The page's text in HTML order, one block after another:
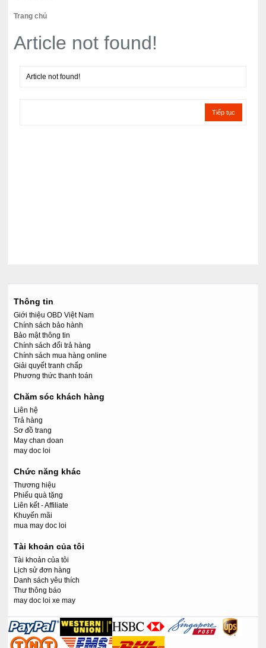
Trang chủ
Article not found!
Article not found!
Tiếp tục
Thông tin
Giới thiệu OBD Việt Nam
Chính sách bảo hành
Bảo mật thông tin
Chính sách đổi trả hàng
Chính sách mua hàng online
Giải quyết tranh chấp
Phương thức thanh toán
Chăm sóc khách hàng
Liên hệ
Trả hàng
Sơ đồ trang
May chan doan
may doc loi
Chức năng khác
Thương hiệu
Phiếu quà tặng
Liên kết - Affiliate
Khuyến mãi
mua may doc loi
Tài khoản của tôi
Tài khoản của tôi
Lịch sử đơn hàng
Danh sách yêu thích
Thư thông báo
may doc loi xe may